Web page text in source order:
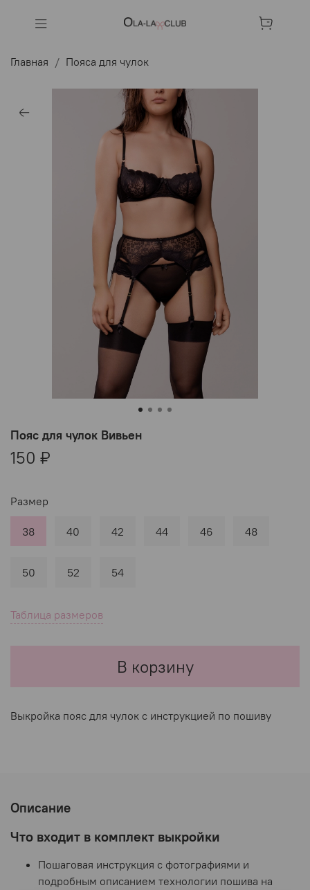
Главная Пояса для чулок
Пояс для чулок Вивьен
150 ₽
Таблица размеров
В корзину
Размер
38 40 42 44 46 48
50 52 54
Выкройка пояс для чулок с инструкцией по пошиву
Описание
Что входит в комплект выкройки
Пошаговая инструкция с фотографиями и
подробным описанием технологии пошива на